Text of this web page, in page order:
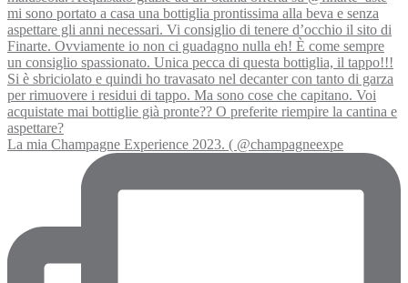
La mia Champagne Experience 2023. ( @champagneexpe